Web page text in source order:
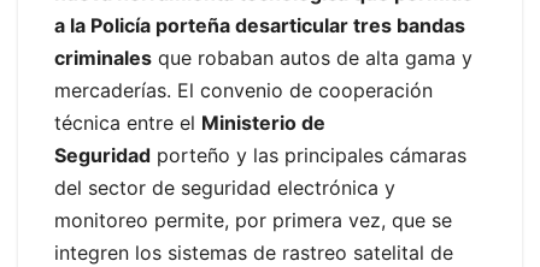
a la Policía porteña desarticular tres bandas
criminales que robaban autos de alta gama y
mercaderías. El convenio de cooperación
técnica entre el Ministerio de
Seguridad porteño y las principales cámaras
del sector de seguridad electrónica y
monitoreo permite, por primera vez, que se
integren los sistemas de rastreo satelital de